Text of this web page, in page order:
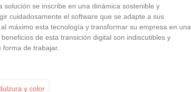
solución se inscribe en una dinámica sostenible y
cuidadosamente el software que se adapte a sus
máximo esta tecnología y transformar su empresa en una
de esta transición digital son indiscutibles y
de trabajar.
y color